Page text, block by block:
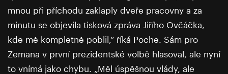
mnou při příchodu zaklaply dveře pracovny a za
minutu se objevila tisková zpráva Jiřího Ovčáčka,
kde mě kompletně poblil,“ říká Poche. Sám pro
Zemana v první prezidentské volbě hlasoval, ale nyní
to vnímá jako chybu. „Měl úspěšnou vlády, ale